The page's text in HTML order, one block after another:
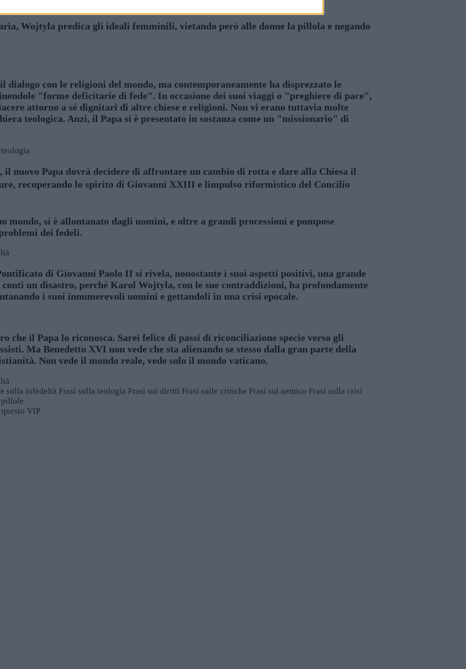
Wojtyla predica gli ideali femminili, vietando però alle donne la pillola e negando
con le religioni del mondo, ma contemporaneamente ha disprezzato le
"forme deficitarie di fede". In occasione dei suoi viaggi o "preghiere di pace",
attorno a sé dignitari di altre chiese e religioni. Non vi erano tuttavia molte
teologica. Anzi, il Papa si è presentato in sostanza come un "missionario" di
il nuovo Papa dovrà decidere di affrontare un cambio di rotta e dare alla Chiesa il
recuperando lo spirito di Giovanni XXIII e limpulso riformistico del Concilio
mondo, si è allontanato dagli uomini, e oltre a grandi processioni e pompose
dei fedeli.
di Giovanni Paolo II si rivela, nonostante i suoi aspetti positivi, una grande
un disastro, perché Karol Wojtyla, con le sue contraddizioni, ha profondamente
i suoi innumerevoli uomini e gettandoli in una crisi epocale.
che il Papa lo riconosca. Sarei felice di passi di riconciliazione specie verso gli
Ma Benedetto XVI non vede che sta alienando se stesso dalla gran parte della
Non vede il mondo reale, vede solo il mondo vaticano.
sulla infedeltà Frasi sulla teologia Frasi sui diritti Frasi sulle critiche Frasi sul nemico Frasi sulla crisi
pillole
VIP